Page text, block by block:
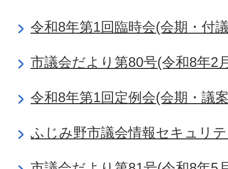
令和8年第1回臨時会(会期・付
市議会だより第80号(令和8年2
令和8年第1回定例会(会期・議
ふじみ野市議会情報セキュリ